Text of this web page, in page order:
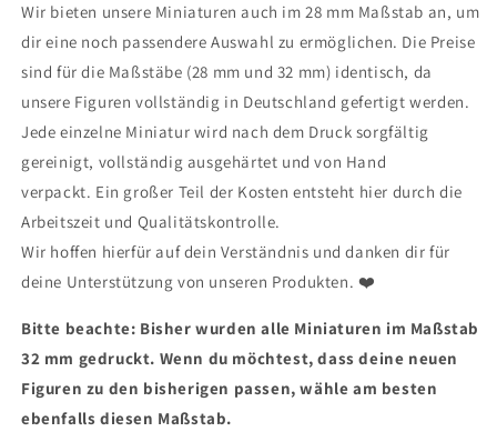
Wir bieten unsere Miniaturen auch im 28 mm Maßstab an, um
dir eine noch passendere Auswahl zu ermöglichen. Die Preise
sind für die Maßstäbe (28 mm und 32 mm) identisch, da
unsere Figuren vollständig in Deutschland gefertigt werden.
Jede einzelne Miniatur wird nach dem Druck sorgfältig
gereinigt, vollständig ausgehärtet und von Hand
verpackt. Ein großer Teil der Kosten entsteht hier durch die
Arbeitszeit und Qualitätskontrolle.
Wir hoffen hierfür auf dein Verständnis und danken dir für
deine Unterstützung von unseren Produkten. ❤
Bitte beachte: Bisher wurden alle Miniaturen im Maßstab
32 mm gedruckt. Wenn du möchtest, dass deine neuen
Figuren zu den bisherigen passen, wähle am besten
ebenfalls diesen Maßstab.